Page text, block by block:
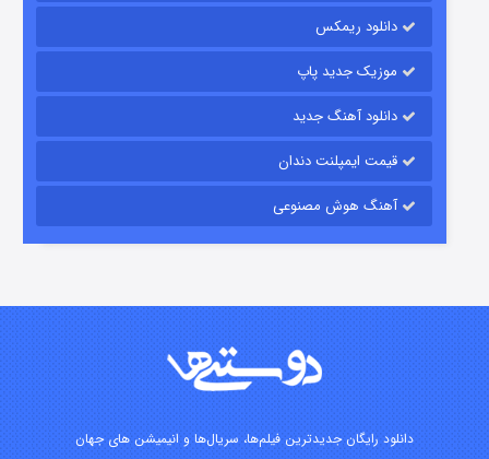
قسمت
قسمت۱۵ (دوبله) منتشر شد
دانلود ریمکس
موزیک جدید پاپ
دانلود آهنگ جدید
قیمت ایمپلنت دندان
آهنگ هوش مصنوعی
دانلود رایگان جدیدترین فیلم‌ها، سریال‌ها و انیمیشن های جهان